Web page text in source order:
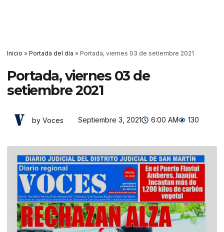
Inicio » Portada del día » Portada, viernes 03 de setiembre 2021
Portada, viernes 03 de
setiembre 2021
by Voces Septiembre 3, 2021 6:00 AM 130